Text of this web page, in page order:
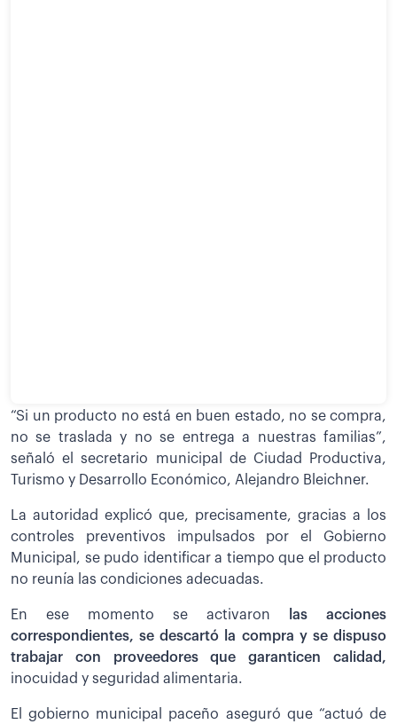
“Si un producto no está en buen estado, no se compra,
no se traslada y no se entrega a nuestras familias”,
señaló el secretario municipal de Ciudad Productiva,
Turismo y Desarrollo Económico, Alejandro Bleichner.
La autoridad explicó que, precisamente, gracias a los
controles preventivos impulsados por el Gobierno
Municipal, se pudo identificar a tiempo que el producto
no reunía las condiciones adecuadas.
En ese momento se activaron
las acciones
correspondientes, se descartó la compra y se dispuso
trabajar con proveedores que garanticen calidad,
inocuidad y seguridad alimentaria.
El gobierno municipal paceño aseguró que “actuó de